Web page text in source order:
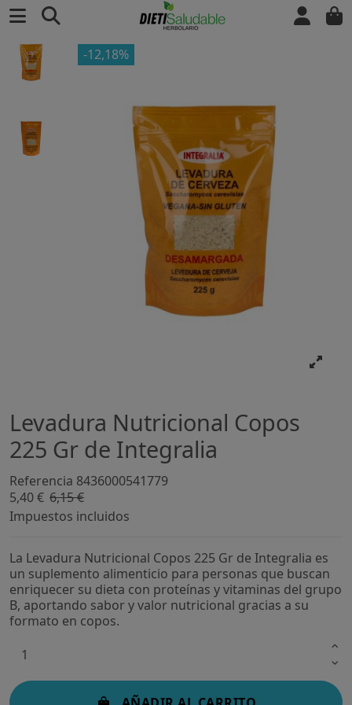
-12,18%
Levadura Nutricional Copos
225 Gr de Integralia
Referencia 8436000541779
5,40 € 6,15 €
Impuestos incluidos
La Levadura Nutricional Copos 225 Gr de Integralia es
un suplemento alimenticio para personas que buscan
enriquecer su dieta con proteínas y vitaminas del grupo
B, aportando sabor y valor nutricional gracias a su
formato en copos.